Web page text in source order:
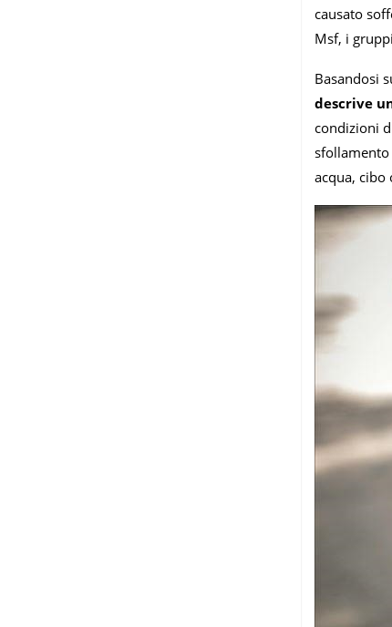
causato
Msf, i
Basandosi
descrive
condizioni
sfollamento
acqua, cibo